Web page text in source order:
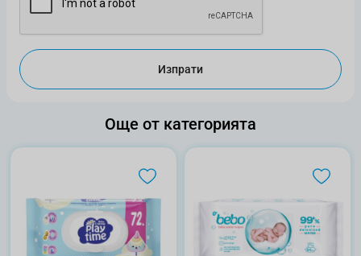
Изпрати
Още от категорията